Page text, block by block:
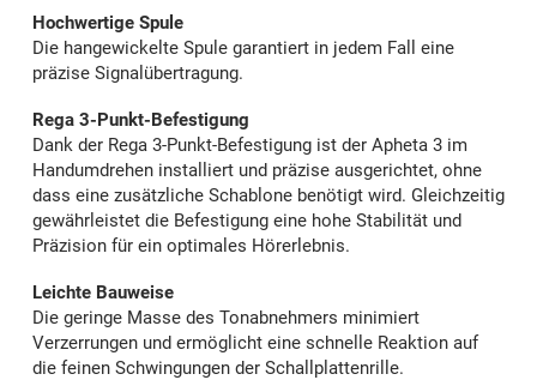
Hochwertige Spule
Die hangewickelte Spule garantiert in jedem Fall eine
präzise Signalübertragung.
Rega 3-Punkt-Befestigung
Dank der Rega 3-Punkt-Befestigung ist der Apheta 3 im
Handumdrehen installiert und präzise ausgerichtet, ohne
dass eine zusätzliche Schablone benötigt wird. Gleichzeitig
gewährleistet die Befestigung eine hohe Stabilität und
Präzision für ein optimales Hörerlebnis.
Leichte Bauweise
Die geringe Masse des Tonabnehmers minimiert
Verzerrungen und ermöglicht eine schnelle Reaktion auf
die feinen Schwingungen der Schallplattenrille.